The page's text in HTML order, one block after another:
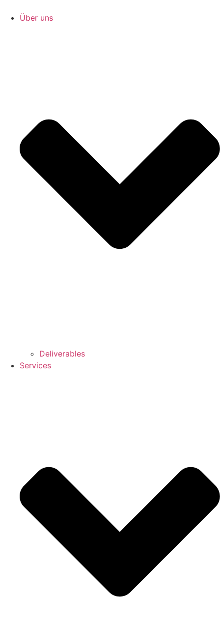
Inhalt Über uns
Deliverables
Services